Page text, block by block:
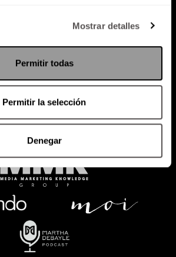
Mostrar detalles
Permitir todas
Permitir la selección
Denegar
Política de Privacidad
RADIO MARTHA EVENTOS
SACA TU ID